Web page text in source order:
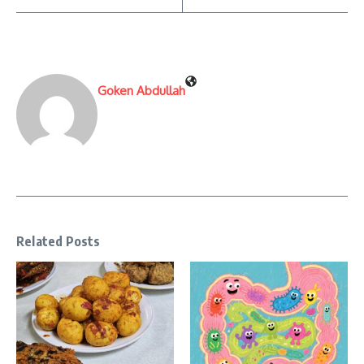
Goken Abdullah
Related Posts